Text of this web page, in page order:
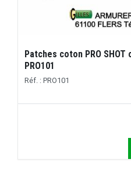
Patches coton PRO SHOT
PRO101
Réf. : PRO101